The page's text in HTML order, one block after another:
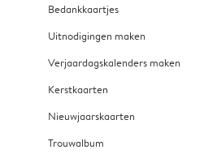
Bedankkaartjes
Uitnodigingen maken
Verjaardagskalenders maken
Kerstkaarten
Nieuwjaarskaarten
Trouwalbum